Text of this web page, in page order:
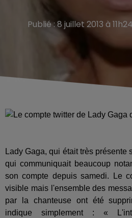
Publié : 8 juillet 2013 à
Lady Gaga, qui était très présente
qui communiquait beaucoup
son compte depuis samedi. Le
visible mais l'ensemble des
par la chanteuse ont été
indique simplement : «